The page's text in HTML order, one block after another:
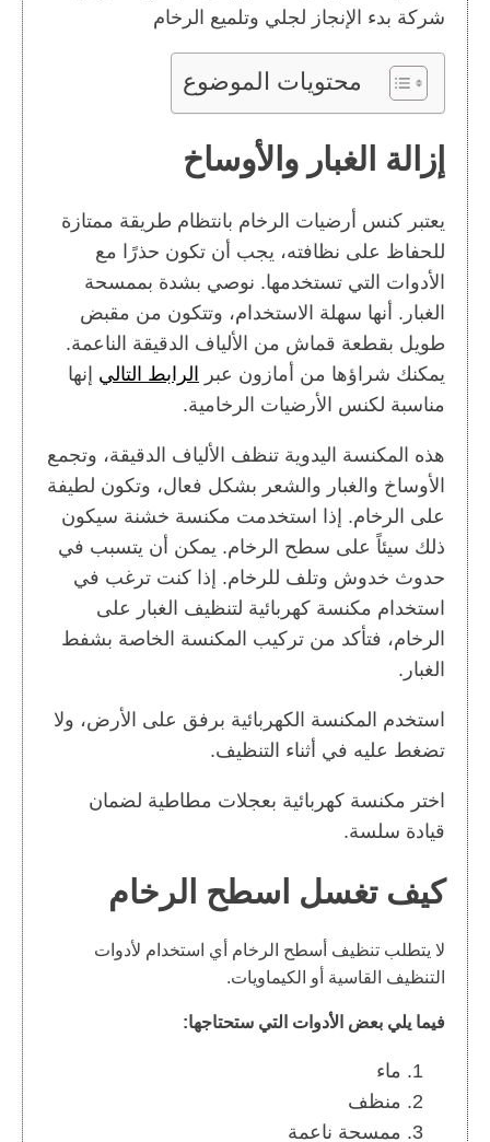
شركة بدء الإنجاز لجلي وتلميع الرخام
محتويات الموضوع
إزالة الغبار والأوساخ
يعتبر كنس أرضيات الرخام بانتظام طريقة ممتازة
للحفاظ على نظافته، يجب أن تكون حذرًا مع
الأدوات التي تستخدمها. نوصي بشدة بممسحة
الغبار. أنها سهلة الاستخدام، وتتكون من مقبض
طويل بقطعة قماش من الألياف الدقيقة الناعمة.
يمكنك شراؤها من أمازون عبر
الرابط التالي إنها
مناسبة لكنس الأرضيات الرخامية.
هذه المكنسة اليدوية تنظف الألياف الدقيقة، وتجمع
الأوساخ والغبار والشعر بشكل فعال، وتكون لطيفة
على الرخام. إذا استخدمت مكنسة خشنة سيكون
ذلك سيئاً على سطح الرخام. يمكن أن يتسبب في
حدوث خدوش وتلف للرخام. إذا كنت ترغب في
استخدام مكنسة كهربائية لتنظيف الغبار على
الرخام، فتأكد من تركيب المكنسة الخاصة بشفط
الغبار.
استخدم المكنسة الكهربائية برفق على الأرض، ولا
تضغط عليه في أثناء التنظيف.
اختر مكنسة كهربائية بعجلات مطاطية لضمان
قيادة سلسة.
كيف تغسل اسطح الرخام
لا يتطلب تنظيف أسطح الرخام أي استخدام لأدوات
التنظيف القاسية أو الكيماويات.
فيما يلي بعض الأدوات التي ستحتاجها:
ماء
منظف
ممسحة ناعمة